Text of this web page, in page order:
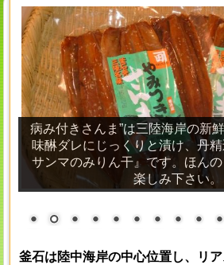
病み付きさんま”は三陸海岸の新
味醂ダレにじっくりと漬け、丹
サンマのみりん干』です。ほん
楽しみ下さい。
釜石は陸中海岸の中心位置し、リ